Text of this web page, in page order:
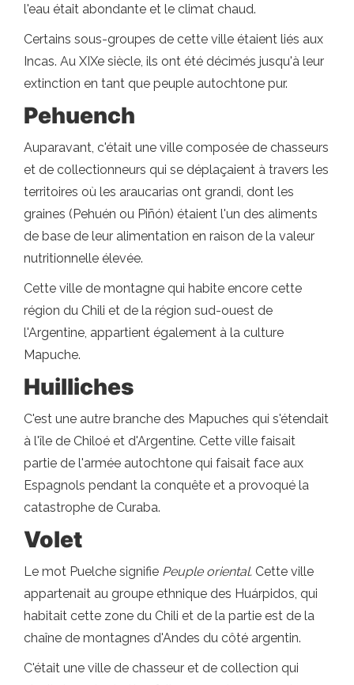
l'eau était abondante et le climat chaud.
Certains sous-groupes de cette ville étaient liés aux
Incas. Au XIXe siècle, ils ont été décimés jusqu'à leur
extinction en tant que peuple autochtone pur.
Pehuench
Auparavant, c'était une ville composée de chasseurs
et de collectionneurs qui se déplaçaient à travers les
territoires où les araucarias ont grandi, dont les
graines (Pehuén ou Piñón) étaient l'un des aliments
de base de leur alimentation en raison de la valeur
nutritionnelle élevée.
Cette ville de montagne qui habite encore cette
région du Chili et de la région sud-ouest de
l'Argentine, appartient également à la culture
Mapuche.
Huilliches
C'est une autre branche des Mapuches qui s'étendait
à l'île de Chiloé et d'Argentine. Cette ville faisait
partie de l'armée autochtone qui faisait face aux
Espagnols pendant la conquête et a provoqué la
catastrophe de Curaba.
Volet
Le mot Puelche signifie Peuple oriental. Cette ville
appartenait au groupe ethnique des Huárpidos, qui
habitait cette zone du Chili et de la partie est de la
chaîne de montagnes d'Andes du côté argentin.
C'était une ville de chasseur et de collection qui